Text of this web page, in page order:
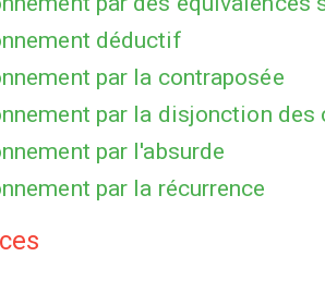
déductif
par la contraposée
par la disjonction des
par l'absurde
par la récurrence